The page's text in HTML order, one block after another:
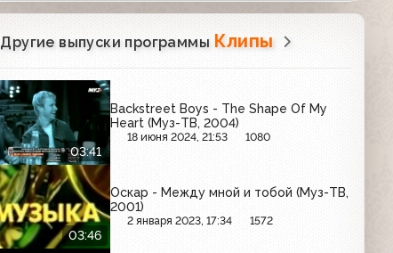
Другие выпуски программы Клипы
03:41
Backstreet Boys - The Shape Of My
Heart (Муз-ТВ, 2004)
18 июня 2024, 21:53 1080
03:46
Оскар - Между мной и тобой (Муз-ТВ,
2001)
2 января 2023, 17:34 1572